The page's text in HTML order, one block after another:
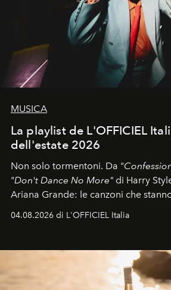
MUSICA
La playlist de L'OFFICIEL
dell'estate 2026
Non solo tormentoni. Da "
"Don't Dance No More" di Harry
Ariana Grande: le canzoni che
colonna sonora della stagione.
04.08.2026 di L'OFFICIEL Italia